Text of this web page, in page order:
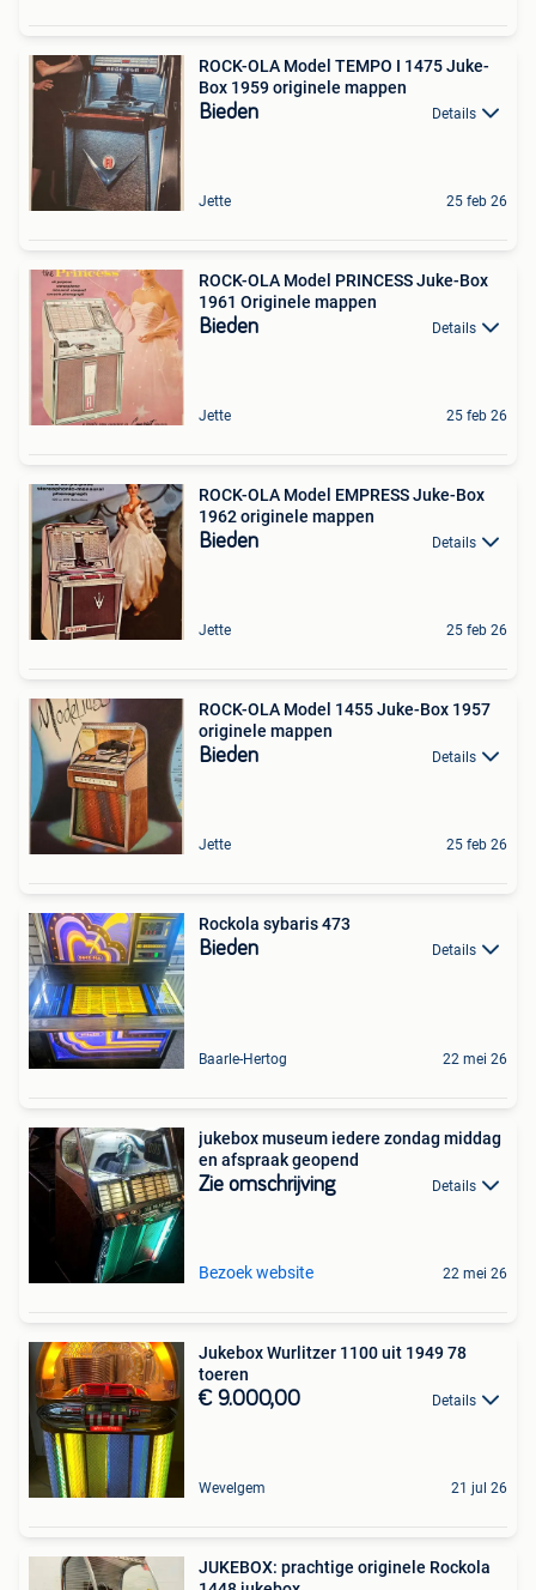
ROCK-OLA Model TEMPO I 1475 Juke-
Box 1959 originele mappen
Bieden Details
Jette 25 feb 26
ROCK-OLA Model PRINCESS Juke-Box
1961 Originele mappen
Bieden Details
Jette 25 feb 26
ROCK-OLA Model EMPRESS Juke-Box
1962 originele mappen
Bieden Details
Jette 25 feb 26
ROCK-OLA Model 1455 Juke-Box 1957
originele mappen
Bieden Details
Jette 25 feb 26
Rockola sybaris 473
Bieden Details
Baarle-Hertog 22 mei 26
jukebox museum iedere zondag middag
en afspraak geopend
Zie omschrijving Details
Bezoek website 22 mei 26
Jukebox Wurlitzer 1100 uit 1949 78
toeren
€ 9.000,00 Details
Wevelgem 21 jul 26
JUKEBOX: prachtige originele Rockola